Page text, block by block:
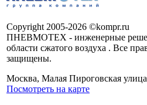
Copyright 2005-2026 ©kompr.ru
ПНЕВМОТЕХ - инженерные
области сжатого воздуха . Все
защищены.
Москва, Малая Пироговская
Посмотреть на карте